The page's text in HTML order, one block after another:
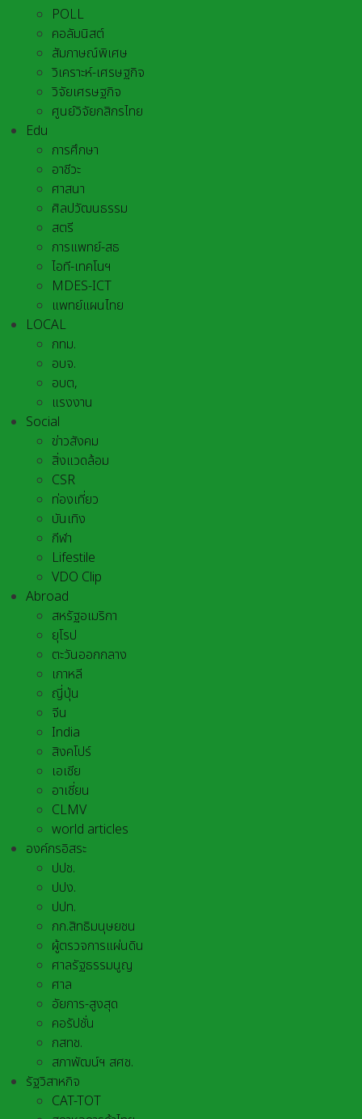
POLL
คอลัมนิสต์
สัมภาษณ์พิเศษ
วิเคราะห์-เศรษฐกิจ
วิจัยเศรษฐกิจ
ศูนย์วิจัยกสิกรไทย
Edu
การศึกษา
อาชีวะ
ศาสนา
ศิลปวัฒนธรรม
สตรี
การแพทย์-สธ
ไอที-เทคโนฯ
MDES-ICT
แพทย์แผนไทย
LOCAL
กทม.
อบจ.
อบต,
แรงงาน
Social
ข่าวสังคม
สิ่งแวดล้อม
CSR
ท่องเที่ยว
บันเทิง
กีฬา
Lifestile
VDO Clip
Abroad
สหรัฐอเมริกา
ยุโรป
ตะวันออกกลาง
เกาหลี
ญี่ปุ่น
จีน
India
สิงคโปร์
เอเชีย
อาเชี่ยน
CLMV
world articles
องค์กรอิสระ
ปปช.
ปปง.
ปปท.
กก.สิทธิมนุษยชน
ผู้ตรวจการแผ่นดิน
ศาลรัฐธรรมนูญ
ศาล
อัยการ-สูงสุด
คอรัปชั่น
กสทช.
สภาพัฒน์ฯ สศช.
รัฐวิสาหกิจ
CAT-TOT